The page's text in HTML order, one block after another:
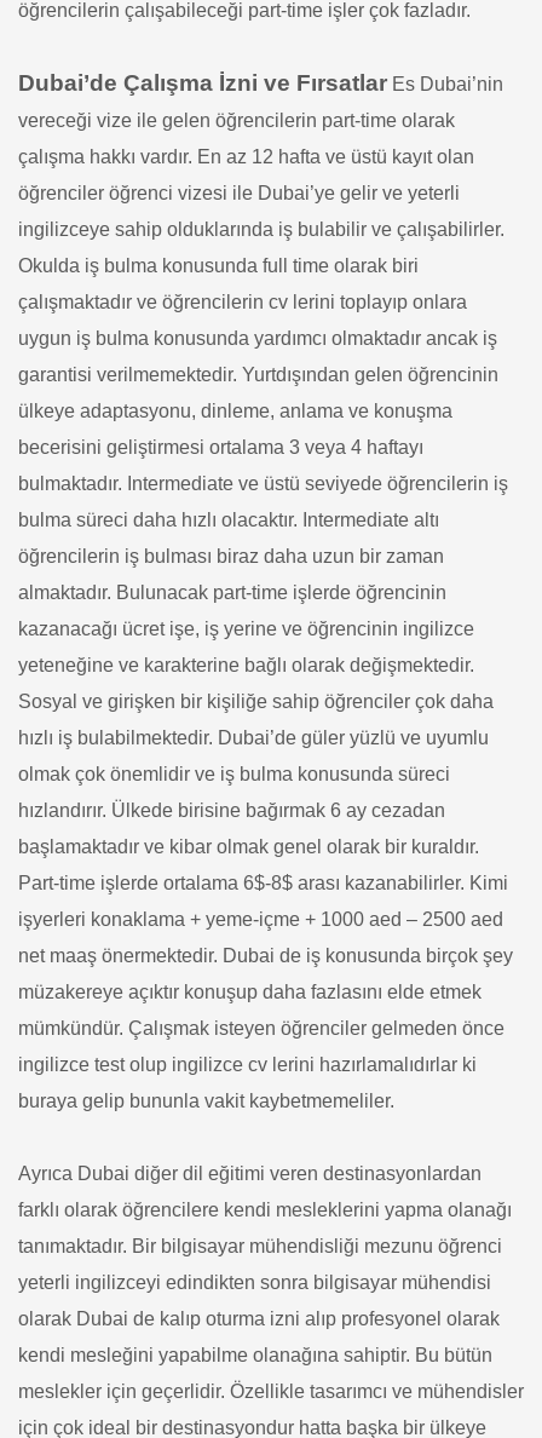
öğrencilerin çalışabileceği part-time işler çok fazladır.
Dubai’de Çalışma İzni ve Fırsatlar Es Dubai’nin
vereceği vize ile gelen öğrencilerin part-time olarak
çalışma hakkı vardır. En az 12 hafta ve üstü kayıt olan
öğrenciler öğrenci vizesi ile Dubai’ye gelir ve yeterli
ingilizceye sahip olduklarında iş bulabilir ve çalışabilirler.
Okulda iş bulma konusunda full time olarak biri
çalışmaktadır ve öğrencilerin cv lerini toplayıp onlara
uygun iş bulma konusunda yardımcı olmaktadır ancak iş
garantisi verilmemektedir. Yurtdışından gelen öğrencinin
ülkeye adaptasyonu, dinleme, anlama ve konuşma
becerisini geliştirmesi ortalama 3 veya 4 haftayı
bulmaktadır. Intermediate ve üstü seviyede öğrencilerin iş
bulma süreci daha hızlı olacaktır. Intermediate altı
öğrencilerin iş bulması biraz daha uzun bir zaman
almaktadır. Bulunacak part-time işlerde öğrencinin
kazanacağı ücret işe, iş yerine ve öğrencinin ingilizce
yeteneğine ve karakterine bağlı olarak değişmektedir.
Sosyal ve girişken bir kişiliğe sahip öğrenciler çok daha
hızlı iş bulabilmektedir. Dubai’de güler yüzlü ve uyumlu
olmak çok önemlidir ve iş bulma konusunda süreci
hızlandırır. Ülkede birisine bağırmak 6 ay cezadan
başlamaktadır ve kibar olmak genel olarak bir kuraldır.
Part-time işlerde ortalama 6$-8$ arası kazanabilirler. Kimi
işyerleri konaklama + yeme-içme + 1000 aed – 2500 aed
net maaş önermektedir. Dubai de iş konusunda birçok şey
müzakereye açıktır konuşup daha fazlasını elde etmek
mümkündür. Çalışmak isteyen öğrenciler gelmeden önce
ingilizce test olup ingilizce cv lerini hazırlamalıdırlar ki
buraya gelip bununla vakit kaybetmemeliler.
Ayrıca Dubai diğer dil eğitimi veren destinasyonlardan
farklı olarak öğrencilere kendi mesleklerini yapma olanağı
tanımaktadır. Bir bilgisayar mühendisliği mezunu öğrenci
yeterli ingilizceyi edindikten sonra bilgisayar mühendisi
olarak Dubai de kalıp oturma izni alıp profesyonel olarak
kendi mesleğini yapabilme olanağına sahiptir. Bu bütün
meslekler için geçerlidir. Özellikle tasarımcı ve mühendisler
için çok ideal bir destinasyondur hatta başka bir ülkeye